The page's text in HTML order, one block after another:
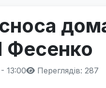
Фесенко
13:00
Переглядів: 287